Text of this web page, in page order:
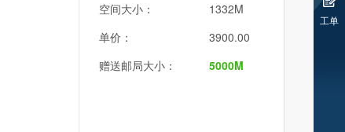
空间大小：
1332M
单价：
3900.00
赠送邮局大小：
5000M
工单